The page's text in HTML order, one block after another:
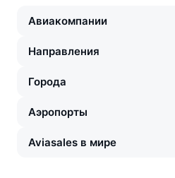
Авиакомпании
Направления
Города
Аэропорты
Aviasales в мире